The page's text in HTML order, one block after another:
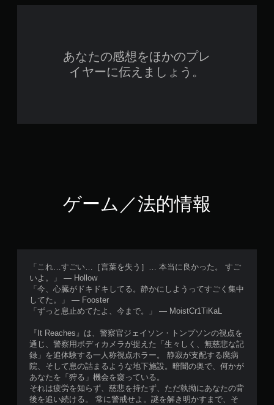
あなたの感想をほかのプレ
イヤーに伝えましょう。
ゲーム／法的情報
「これ…すごい…［言葉を失う］… 本当に良かった。 すご
いよ。」 — Hollow
「今、心臓がドキドキしてる。静かにしようってすごく集中
してた。」 — Fooster
「ずっと息止めてたよ、今まで。」 — MoistCr1TiKaL
『It Reaches』は、警察官ジェイソン・トンプソンの視点を
通じ、警察用ボディカメラが捉えた「生々しく、無慈悲な記
録」を追体験する一人称視点ホラー。 静寂が支配する廃病
院、そして息の詰まるような地下施設。暗闇の奥で、何かが
あなたを「狩る」機会を窺っている。
それは疲労を知らず、慈悲を持たず、ただ執拗にあなたの背
後を追い続ける。 常に警戒せよ。謎を解き明かすまで、そ